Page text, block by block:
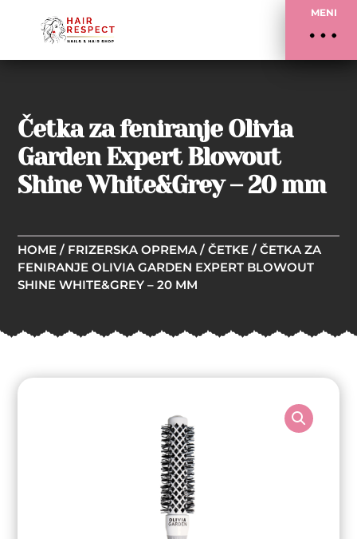
MENI
Četka za feniranje Olivia
Garden Expert Blowout
Shine White&Grey – 20 mm
HOME / FRIZERSKA OPREMA /ČETKE / ČETKA ZA
FENIRANJE OLIVIA GARDEN EXPERT BLOWOUT
SHINE WHITE&GREY – 20 MM